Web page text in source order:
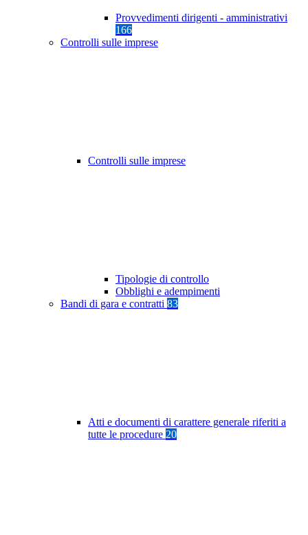
Provvedimenti dirigenti - amministrativi
166
Controlli sulle imprese
Controlli sulle imprese
Tipologie di controllo
Obblighi e adempimenti
Bandi di gara e contratti 83
Atti e documenti di carattere generale riferiti a
tutte le procedure 20